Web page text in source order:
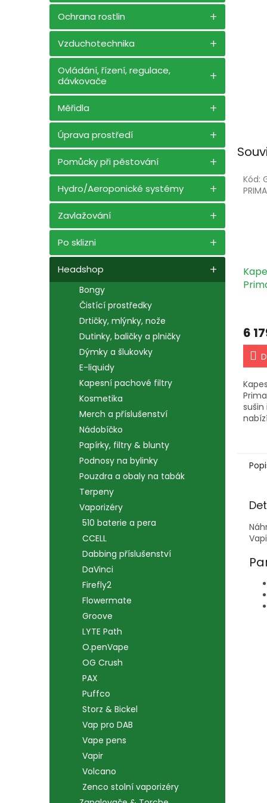
l
Ochrana rostlin
Vzduchotechnika
Ovládání, řízení, regulace,
dávkovače
Měřidla
Úprava prostředí
Pomůcky při pěstování
Hydro/Aeroponické systémy
Zavlažování
Po sklizni
Headshop
Bongy
Čistící prostředky
Drtičky, mlýnky, nože
Dutinky, baličky a plničky
Dýmky a šlukovky
E-liquidy
Kapesní pachové filtry
Kosmetika
Merch a příslušenství
Nádobíčko
Papírky, filtry & blunty
Podnosy na bylinky
Pouzdra a obaly na tabák
Terpeny
Vaporizéry
510 baterie a pera
CCELL
Dabbing příslušenství
DaVinci
Firefly2
Flowermate
Groove
LYTE Path
O.penVape
OG Crush
PAX
Puffco
Storz & Bickel
Vap pro DAB
Vape pens
Vapir
Volcano
Zenco stolní vaporizéry
6
sušin
ve
Kód:
PRIMA